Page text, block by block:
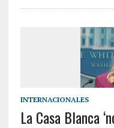
INTERNACIONALES
La Casa Blanca